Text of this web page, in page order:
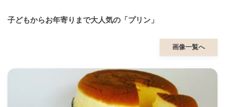
子どもからお年寄りまで大人気の「プリン」
画像一覧へ